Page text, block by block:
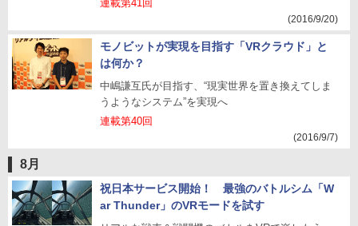
連載第41回
(2016/9/20)
モノビットが実現を目指す「VRクラウド」と
は何か？
中嶋謙互氏が目指す、“現実世界を置き換えてしま
うようなシステム”を実現へ
連載第40回
(2016/9/7)
8月
祝日本サービス開始！ 最強のバトルシム「W
ar Thunder」のVRモードを試す